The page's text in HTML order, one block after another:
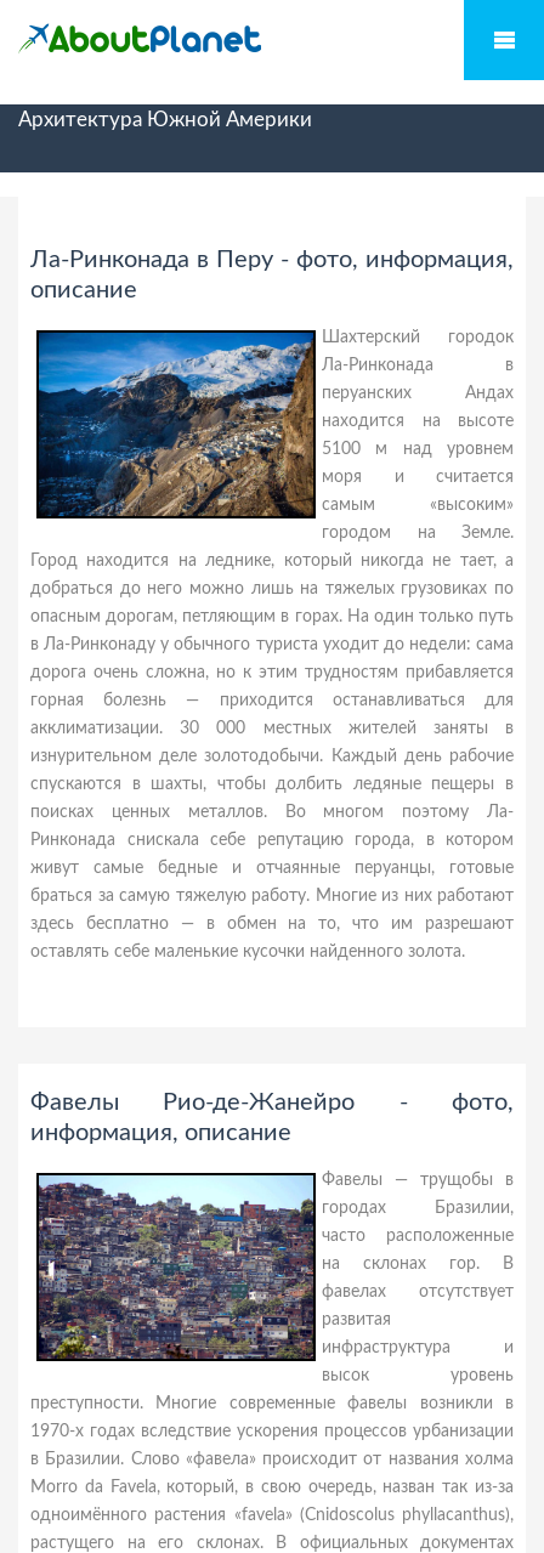
Архитектура Южной Америки
Ла-Ринконада в Перу - фото, информация,
описание
Шахтерский городок
Ла-Ринконада в
перуанских Андах
находится на высоте
5100 м над уровнем
моря и считается
самым «высоким»
городом на Земле.
Город находится на леднике, который никогда не тает, а
добраться до него можно лишь на тяжелых грузовиках по
опасным дорогам, петляющим в горах. На один только путь
в Ла-Ринконаду у обычного туриста уходит до недели: сама
дорога очень сложна, но к этим трудностям прибавляется
горная болезнь — приходится останавливаться для
акклиматизации. 30 000 местных жителей заняты в
изнурительном деле золотодобычи. Каждый день рабочие
спускаются в шахты, чтобы долбить ледяные пещеры в
поисках ценных металлов. Во многом поэтому Ла-
Ринконада снискала себе репутацию города, в котором
живут самые бедные и отчаянные перуанцы, готовые
браться за самую тяжелую работу. Многие из них работают
здесь бесплатно — в обмен на то, что им разрешают
оставлять себе маленькие кусочки найденного золота.
Фавелы Рио-де-Жанейро - фото,
информация, описание
Фавелы — трущобы в
городах Бразилии,
часто расположенные
на склонах гор. В
фавелах отсутствует
развитая
инфраструктура и
высок уровень
преступности. Многие современные фавелы возникли в
1970-х годах вследствие ускорения процессов урбанизации
в Бразилии. Слово «фавела» происходит от названия холма
Morro da Favela, который, в свою очередь, назван так из-за
одноимённого растения «favela» (Cnidoscolus phyllacanthus),
растущего на его склонах. В официальных документах